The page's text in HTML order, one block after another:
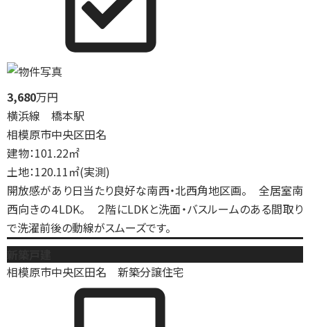
3,680万円
横浜線 橋本駅
相模原市中央区田名
建物：101.22㎡
土地：120.11㎡(実測)
開放感があり日当たり良好な南西・北西角地区画。 全居室南
西向きの４LDK。 ２階にLDKと洗面・バスルームのある間取り
で洗濯前後の動線がスムーズです。
相模原市中央区田名 新築分譲住宅